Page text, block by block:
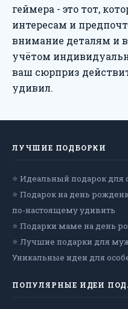
геймера - это тот,
интересам и
внимание деталям и
учётом
ваш сюрприз
удивил.
ЛУЧШИЕ ПОДБОРКИ
⭐ Идеальный подарок
⭐ Подарок на день
по-настоящему удивить
⭐ Подарки маме на день
⭐ Лучшие подарки для
Уникальные идеи для
ПОПУЛЯРНЫЕ ИДЕИ